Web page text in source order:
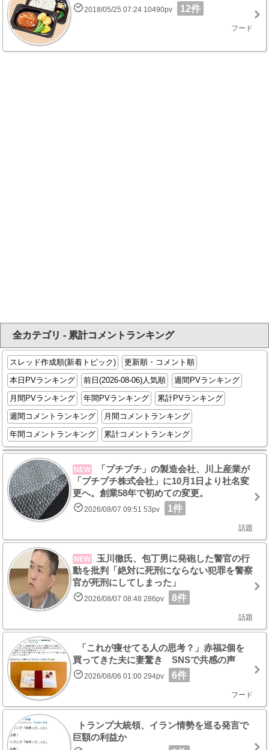
2018/05/25 07:24 10490pv 12件
フード
全カテゴリ - 累計コメントランキング
スレッド作成順(新着トピック)
更新順・コメント順
本日PVランキング
前日(2026-08-06)人気順
週間PVランキング
月間PVランキング
年間PVランキング
累計PVランキング
週間コメントランキング
月間コメントランキング
年間コメントランキング
累計コメントランキング
NEW
「プチプチ」の製造会社、川上産業が
「プチプチ株式会社」に10月1日より社名変
更へ。創業58年で初めての変更。
2026/08/07 09:51 53pv 1件
話題
NEW
玉川徹氏、包丁男に発砲した警官の行
動を批判「絶対に死刑にならない犯罪を警察
官が死刑にしてしまった」
2026/08/07 08:48 286pv 8件
話題
「これが痩せてる人の思考？」赤福2個を
買ってきた夫に妻驚き SNSで共感の声
2026/08/06 01:00 294pv 6件
フード
トランプ大統領、イラン情勢を巡る発言で
巨額の利益か